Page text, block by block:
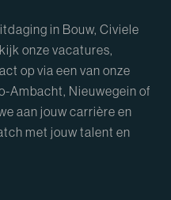
in Bouw, Civiele
onze vacatures,
op via een van onze
Ambacht, Nieuwegein of
aan jouw carrière en
met jouw talent en